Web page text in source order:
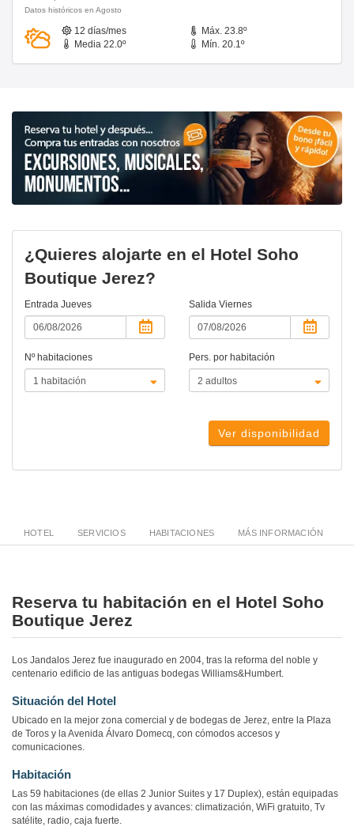
Datos históricos en Agosto
12 días/mes
Máx. 23.8º
Media 22.0º
Mín. 20.1º
¿Quieres alojarte en el Hotel Soho
Boutique Jerez?
Entrada Jueves Salida Viernes
Nº habitaciones Pers. por habitación
Ver disponibilidad
HOTEL SERVICIOS HABITACIONES MÁS INFORMACIÓN
Reserva tu habitación en el Hotel Soho
Boutique Jerez
Los Jandalos Jerez fue inaugurado en 2004, tras la reforma del noble y
centenario edificio de las antiguas bodegas Williams&Humbert.
Situación del Hotel
Ubicado en la mejor zona comercial y de bodegas de Jerez, entre la Plaza
de Toros y la Avenida Álvaro Domecq, con cómodos accesos y
comunicaciones.
Habitación
Las 59 habitaciones (de ellas 2 Junior Suites y 17 Duplex), están equipadas
con las máximas comodidades y avances: climatización, WiFi gratuito, Tv
satélite, radio, caja fuerte.